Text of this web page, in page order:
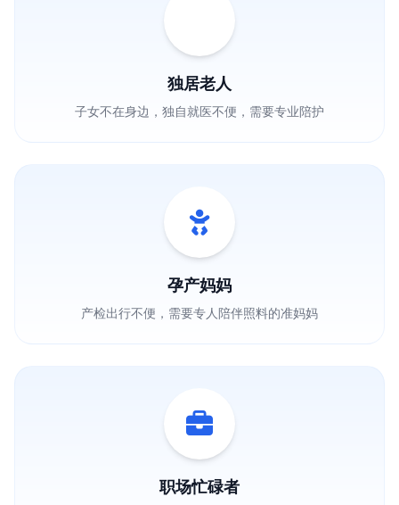
独居老人
子女不在身边，独自就医不便，需要专业陪护
孕产妈妈
产检出行不便，需要专人陪伴照料的准妈妈
职场忙碌者